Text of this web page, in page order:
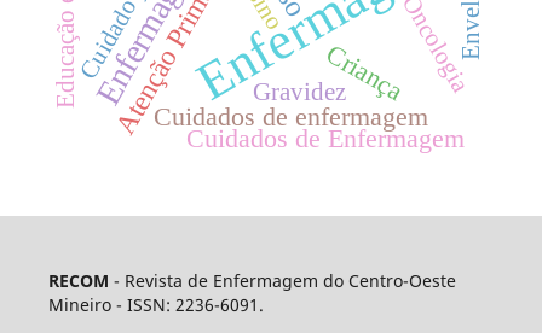
Cuidados de enfermagem
Cuidados de Enfermagem
CriançaOncologia
Gravidez
RECOM - Revista de Enfermagem do Centro-Oeste
Mineiro - ISSN: 2236-6091.